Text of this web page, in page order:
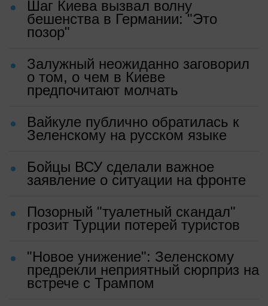
Шаг Киева вызвал волну
бешенства в Германии: "Это
позор"
Залужный неожиданно заговорил
о том, о чем в Киеве
предпочитают молчать
Вайкуле публично обратилась к
Зеленскому на русском языке
Бойцы ВСУ сделали важное
заявление о ситуации на фронте
Позорный "туалетный скандал"
грозит Турции потерей туристов
"Новое унижение": Зеленскому
предрекли неприятный сюрприз на
встрече с Трампом